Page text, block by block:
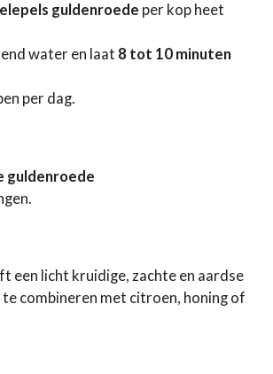
guldenroede per kop heet
water en laat 8 tot 10 minuten
per dag.
guldenroede
een licht kruidige, zachte en aardse
te combineren met citroen, honing of